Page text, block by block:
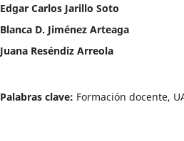
Edgar Carlos Jarillo Soto
Blanca D. Jiménez Arteaga
Juana Reséndiz Arreola
Palabras clave: Formación docente,